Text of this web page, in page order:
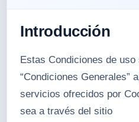
Introducción
Estas Condiciones de
“Condiciones Generales”
servicios ofrecidos por
sea a través del sitio